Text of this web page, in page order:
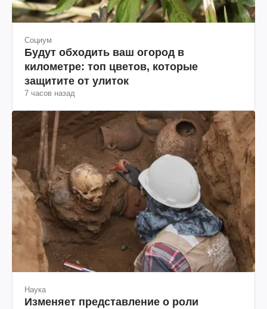
Социум
Будут обходить ваш огород в
километре: топ цветов, которые
защитите от улиток
7 часов назад
Наука
Изменяет представление о роли